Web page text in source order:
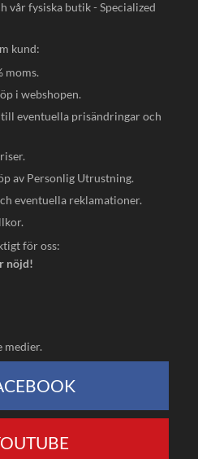
vår fysiska butik - Specialized
kund:
moms.
i webshopen.
eventuella prisändringar och
av Personlig Utrustning.
eventuella reklamationer.
.
för oss:
nöjd!
medier.